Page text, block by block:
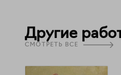
Другие
СМОТРЕТЬ ВСЕ